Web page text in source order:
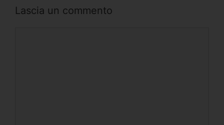
Lascia un commento